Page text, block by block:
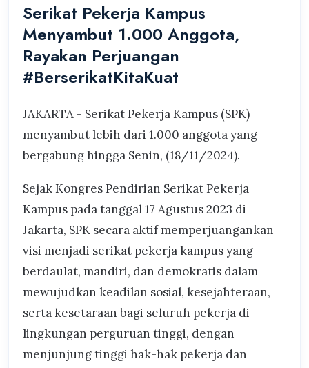
Serikat Pekerja Kampus
Menyambut 1.000 Anggota,
Rayakan Perjuangan
#BerserikatKitaKuat
JAKARTA - Serikat Pekerja Kampus (SPK)
menyambut lebih dari 1.000 anggota yang
bergabung hingga Senin, (18/11/2024).
Sejak Kongres Pendirian Serikat Pekerja
Kampus pada tanggal 17 Agustus 2023 di
Jakarta, SPK secara aktif memperjuangankan
visi menjadi serikat pekerja kampus yang
berdaulat, mandiri, dan demokratis dalam
mewujudkan keadilan sosial, kesejahteraan,
serta kesetaraan bagi seluruh pekerja di
lingkungan perguruan tinggi, dengan
menjunjung tinggi hak-hak pekerja dan